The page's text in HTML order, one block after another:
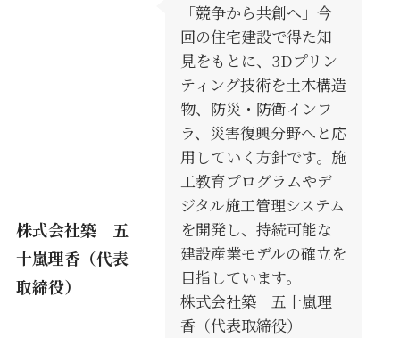
株式会社築 五
十嵐理香（代表
取締役）
「競争から共創へ」今
回の住宅建設で得た知
見をもとに、3Dプリン
ティング技術を土木構造
物、防災・防衛インフ
ラ、災害復興分野へと応
用していく方針です。施
工教育プログラムやデ
ジタル施工管理システム
を開発し、持続可能な
建設産業モデルの確立を
目指しています。
株式会社築 五十嵐理
香（代表取締役）